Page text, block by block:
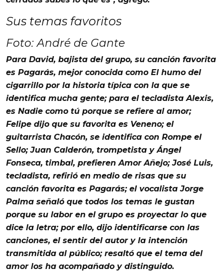
Sus temas favoritos
Foto: André de Gante
Para David, bajista del grupo, su canción favorita
es Pagarás, mejor conocida como El humo del
cigarrillo por la historia típica con la que se
identifica mucha gente; para el tecladista Alexis,
es Nadie como tú porque se refiere al amor;
Felipe dijo que su favorita es Veneno; el
guitarrista Chacón, se identifica con Rompe el
Sello;Juan Calderón, trompetista yÁngel
Fonseca, timbal, prefierenAmor Añejo;José Luis,
tecladista, refirió en medio de risas que su
canción favorita es Pagarás; el vocalista Jorge
Palma señaló que todos los temas le gustan
porque su labor en el grupo es proyectar lo que
dice la letra; por ello, dijo identificarse con las
canciones, el sentir del autor y la intención
transmitida al público; resaltó que el tema del
amorlos ha acompañado y distinguido.